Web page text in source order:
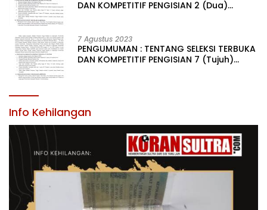
DAN KOMPETITIF PENGISIAN 2 (Dua)
KABUPATEN KONAWE
7 Agustus 2023
PENGUMUMAN : TENTANG SELEKSI TERBUKA
DAN KOMPETITIF PENGISIAN 7 (Tujuh)
Info Kehilangan